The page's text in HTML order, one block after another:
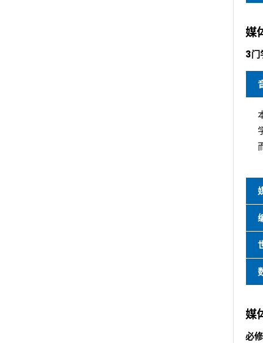
媒
3门
媒
必